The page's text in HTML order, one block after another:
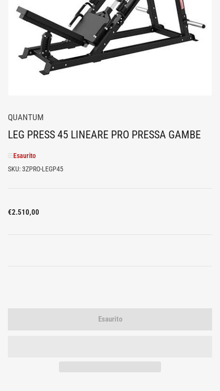
media
1
in
dialogo
modale
QUANTUM
LEG PRESS 45 LINEARE PRO PRESSA GAMBE
Esaurito
SKU:3ZPRO-LEGP45
Prezzo
€2.510,00
Esaurito